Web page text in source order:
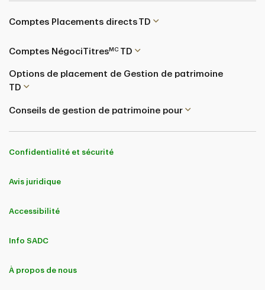
Comptes Placements directs TD
Comptes NégociTitres MC TD
Options de placement de Gestion de patrimoine
TD
Conseils de gestion de patrimoine pour
Confidentialité et sécurité
Avis juridique
Accessibilité
Info SADC
À propos de nous